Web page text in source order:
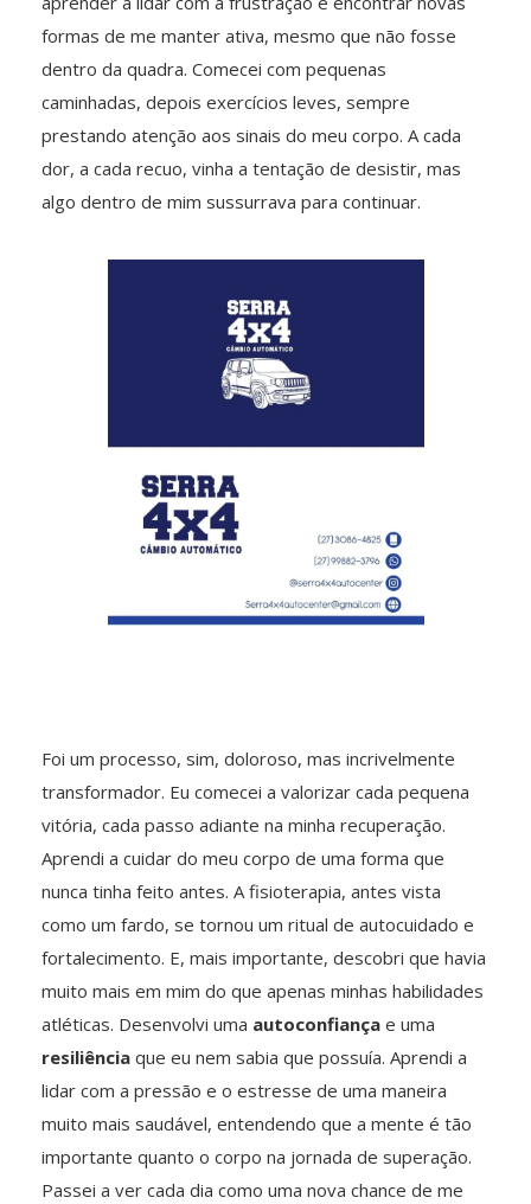
formas de me manter ativa, mesmo que não fosse
dentro da quadra. Comecei com pequenas
caminhadas, depois exercícios leves, sempre
prestando atenção aos sinais do meu corpo. A cada
dor, a cada recuo, vinha a tentação de desistir, mas
algo dentro de mim sussurrava para continuar.
Foi um processo, sim, doloroso, mas incrivelmente
transformador. Eu comecei a valorizar cada pequena
vitória, cada passo adiante na minha recuperação.
Aprendi a cuidar do meu corpo de uma forma que
nunca tinha feito antes. A fisioterapia, antes vista
como um fardo, se tornou um ritual de autocuidado e
fortalecimento. E, mais importante, descobri que havia
muito mais em mim do que apenas minhas habilidades
atléticas. Desenvolvi uma autoconfiança e uma
resiliência que eu nem sabia que possuía. Aprendi a
lidar com a pressão e o estresse de uma maneira
muito mais saudável, entendendo que a mente é tão
importante quanto o corpo na jornada de superação.
Passei a ver cada dia como uma nova chance de me